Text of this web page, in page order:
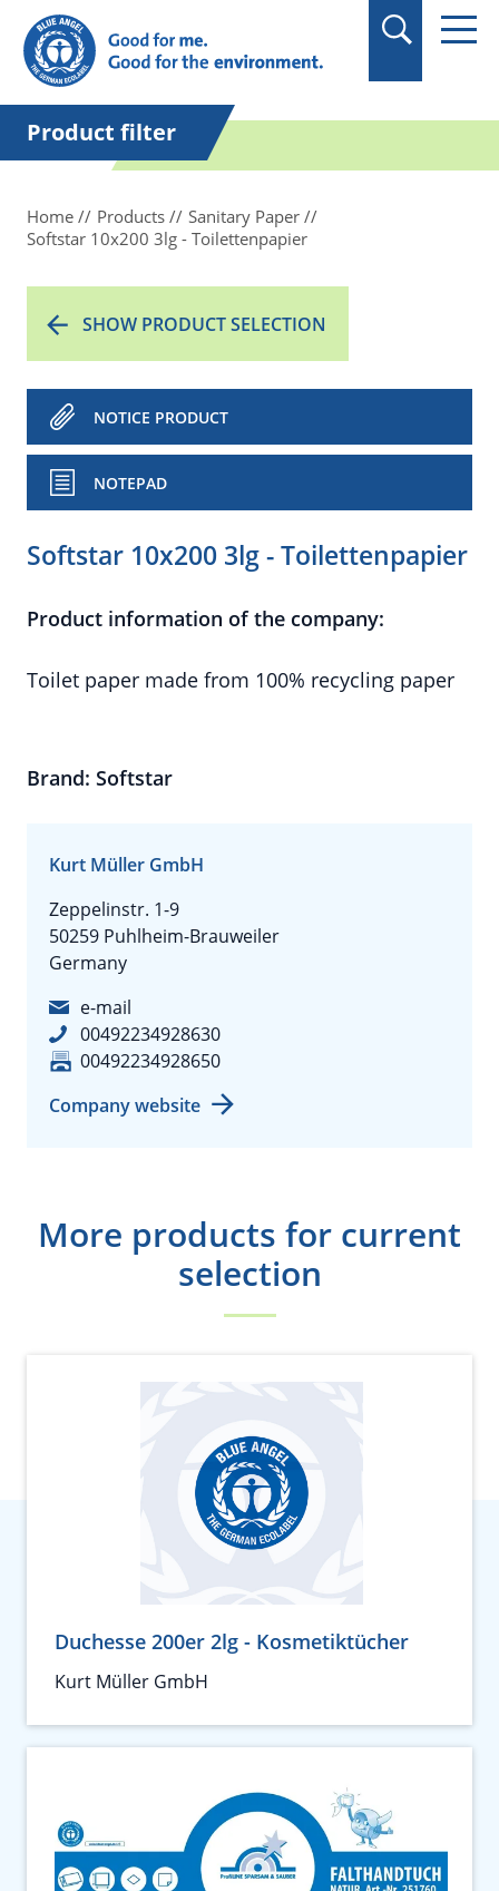
in quotation marks.
Product filter
Home Products
Sanitary Paper
Softstar 10x200 3lg - Toilettenpapier
SHOW PRODUCT SELECTION
NOTICE PRODUCT
NOTEPAD
Softstar 10x200 3lg - Toilettenpapier
Product information of the company:
Toilet paper made from 100% recycling paper
Brand: Softstar
Kurt Müller GmbH
Zeppelinstr. 1-9
50259 Puhlheim-Brauweiler
Germany
e-mail
00492234928630
00492234928650
Company website
More products for current
selection
Duchesse 200er 2lg - Kosmetiktücher
Kurt Müller GmbH